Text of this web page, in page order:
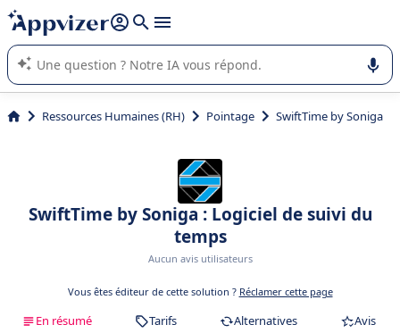
répondre (plusieurs lignes avec
L'IA de Appvizer vous guide dans l'utilisation ou la sélection de
logiciel SaaS en entreprise.
Ressources Humaines (RH) Pointage SwiftTime by Soniga
SwiftTime by Soniga : Logiciel de suivi du
temps
Aucun avis utilisateurs
Vous êtes éditeur de cette solution ? Réclamer cette page
En résumé Tarifs Alternatives Avis